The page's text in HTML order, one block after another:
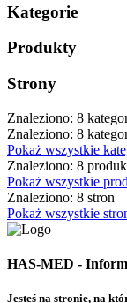
Kategorie
Produkty
Strony
Znaleziono: 8
Znaleziono: 8
Pokaż wszystkie
Znaleziono: 8
Pokaż wszystkie
Znaleziono: 8 stron
Pokaż wszystkie
HAS-MED -
Jesteś na stronie, na